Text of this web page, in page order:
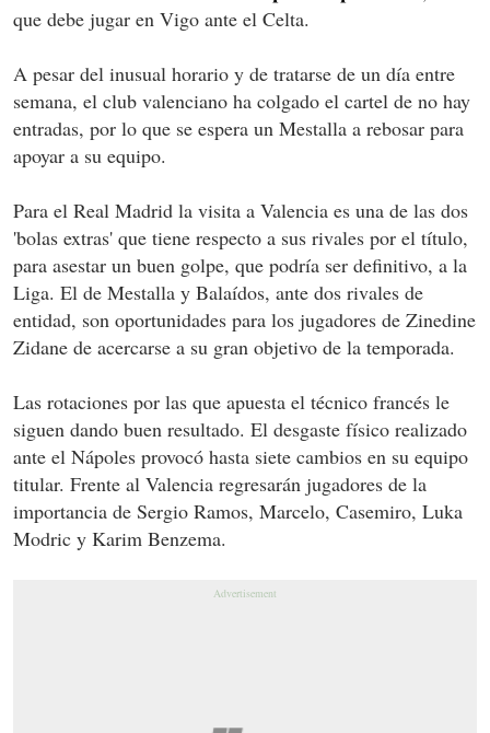
que debe jugar en Vigo ante el Celta.
A pesar del inusual horario y de tratarse de un día entre
semana, el club valenciano ha colgado el cartel de no hay
entradas, por lo que se espera un Mestalla a rebosar para
apoyar a su equipo.
Para el Real Madrid la visita a Valencia es una de las dos
'bolas extras' que tiene respecto a sus rivales por el título,
para asestar un buen golpe, que podría ser definitivo, a la
Liga. El de Mestalla y Balaídos, ante dos rivales de
entidad, son oportunidades para los jugadores de Zinedine
Zidane de acercarse a su gran objetivo de la temporada.
Las rotaciones por las que apuesta el técnico francés le
siguen dando buen resultado. El desgaste físico realizado
ante el Nápoles provocó hasta siete cambios en su equipo
titular. Frente al Valencia regresarán jugadores de la
importancia de Sergio Ramos, Marcelo, Casemiro, Luka
Modric y Karim Benzema.